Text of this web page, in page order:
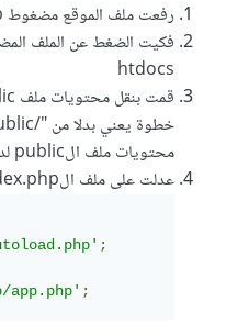
رفعت ملف الموقع مضغوط zip
فكيت الضغط عن الملف
htdocs
محتويات ملف الpublic لداخل مجلد الhtdocs
عدلت على ملف الindex.php فبدلا من
;
app.php';